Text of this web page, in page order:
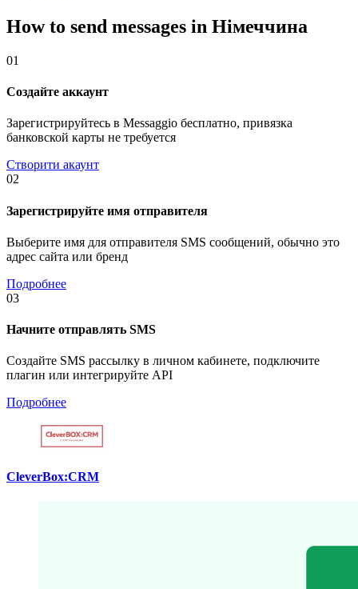
How to send messages in Німеччина
01
Создайте аккаунт
Зарегистрируйтесь в Messaggio бесплатно, привязка
банковской карты не требуется
Створити акаунт
02
Зарегистрируйте имя отправителя
Выберите имя для отправителя SMS сообщений, обычно это
адрес сайта или бренд
Подробнее
03
Начните отправлять SMS
Создайте SMS рассылку в личном кабинете, подключите
плагин или интегрируйте API
Подробнее
CleverBox:CRM